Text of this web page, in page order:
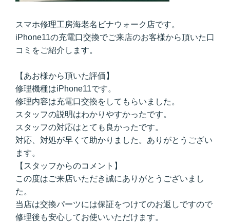
スマホ修理工房海老名ビナウォーク店です。
iPhone11の充電口交換でご来店のお客様から頂いた口
コミをご紹介します。
【あお様から頂いた評価】
修理機種はiPhone11です。
修理内容は充電口交換をしてもらいました。
スタッフの説明はわかりやすかったです。
スタッフの対応はとても良かったです。
対応、対処が早くて助かりました。ありがとうござい
ます。
【スタッフからのコメント】
この度はご来店いただき誠にありがとうございまし
た。
当店は交換パーツには保証をつけてのお返しですので
修理後も安心してお使いいただけます。